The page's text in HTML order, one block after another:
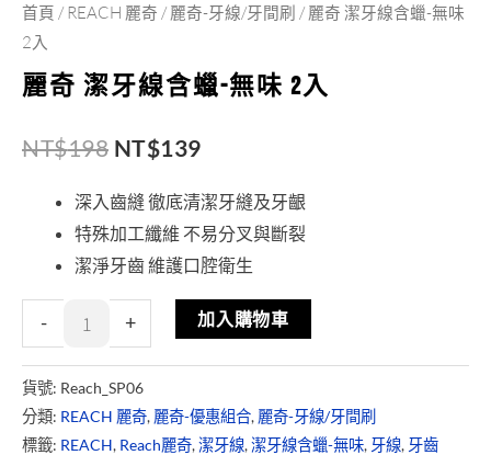
首頁 / REACH 麗奇 / 麗奇-牙線/牙間刷 / 麗奇 潔牙線含蠟-無味
2入
麗奇 潔牙線含蠟-無味 2入
NT$198 NT$139
深入齒縫 徹底清潔牙縫及牙齦
特殊加工纖維 不易分叉與斷裂
潔淨牙齒 維護口腔衛生
- + 加入購物車
貨號: Reach_SP06
分類: REACH 麗奇, 麗奇-優惠組合, 麗奇-牙線/牙間刷
標籤: REACH, Reach麗奇,潔牙線,潔牙線含蠟-無味, 牙線, 牙齒